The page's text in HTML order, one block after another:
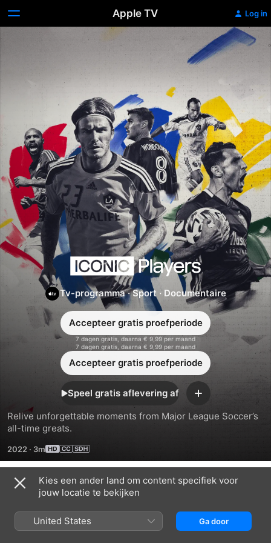
Apple TV Log in
Iconic
Players
Tv-programma ·Sport ·Documentaire
Accepteer gratis proefperiode
7 dagen gratis, daarna € 9,99 per maand
7 dagen gratis, daarna € 9,99 per maand
Accepteer gratis proefperiode
Speel gratis aflevering af
Voeg
Relive unforgettable moments from Major League Soccer’s
all-time greats.
2022 · 3m
Episodes
Kies een ander land om content specifiek voor
jouw locatie te bekijken
United States Ga door